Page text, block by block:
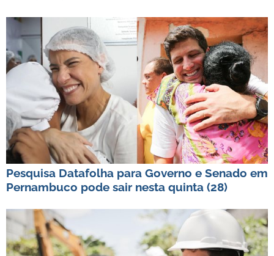
Pesquisa Datafolha para Governo e Senado em
Pernambuco pode sair nesta quinta (28)